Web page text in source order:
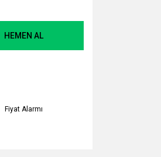
HEMEN AL
Fiyat Alarmı